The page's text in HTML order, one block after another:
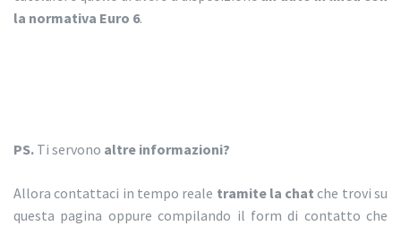
la normativa Euro 6.
PS. Ti servono altre informazioni?
Allora contattaci in tempo reale tramite la chat che trovi su
questa pagina oppure compilando il form di contatto che